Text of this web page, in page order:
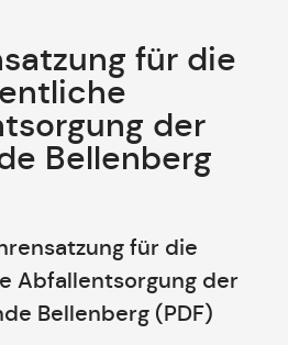
für die
der
Bellenberg
für die
Abfallentsorgung der
Bellenberg (PDF)